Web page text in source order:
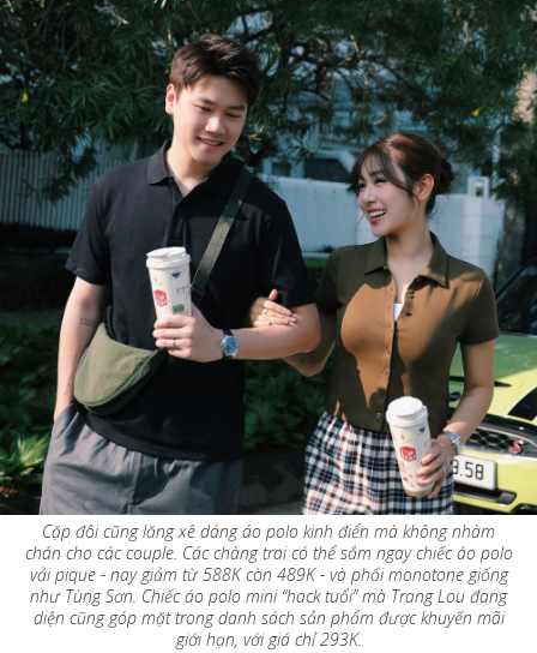
Cặp đôi cũng lăng xê dáng áo polo kinh điển mà không nhàm
chán cho các couple. Các chàng trai có thể sắm ngay chiếc áo polo
vải pique - nay giảm từ 588K còn 489K - và phối monotone giống
như Tùng Sơn. Chiếc áo polo mini “hack tuổi” mà Trang Lou đang
diện cũng góp mặt trong danh sách sản phẩm được khuyến mãi
giới hạn, với giá chỉ 293K.